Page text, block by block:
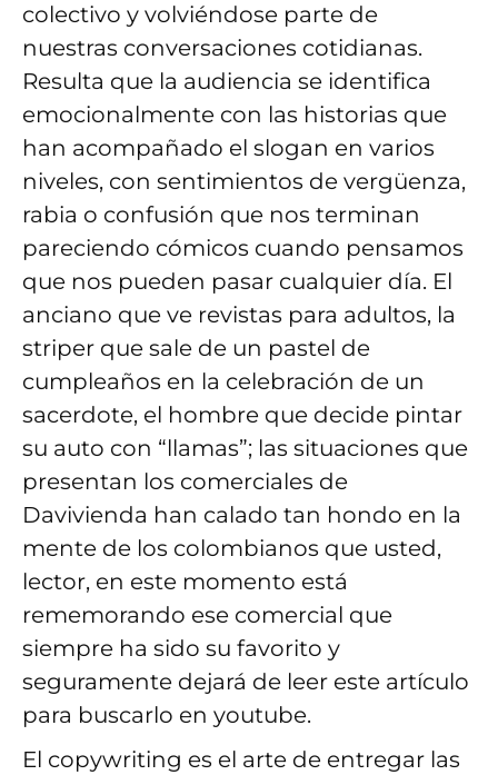
colectivo y volviéndose parte de
nuestras conversaciones cotidianas.
Resulta que la audiencia se identifica
emocionalmente con las historias que
han acompañado el slogan en varios
niveles, con sentimientos de vergüenza,
rabia o confusión que nos terminan
pareciendo cómicos cuando pensamos
que nos pueden pasar cualquier día. El
anciano que ve revistas para adultos, la
striper que sale de un pastel de
cumpleaños en la celebración de un
sacerdote, el hombre que decide pintar
su auto con “llamas”; las situaciones que
presentan los comerciales de
Davivienda han calado tan hondo en la
mente de los colombianos que usted,
lector, en este momento está
rememorando ese comercial que
siempre ha sido su favorito y
seguramente dejará de leer este artículo
para buscarlo en youtube.
El copywriting es el arte de entregar las